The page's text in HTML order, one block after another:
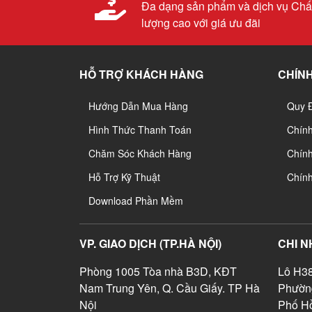
Đa dạng sản phẩm và dịch vụ
lượng cao với giá ưu đãi
HỖ TRỢ KHÁCH HÀNG
Hướng Dẫn Mua Hàng
Hình Thức Thanh Toán
Chăm Sóc Khách Hàng
Hỗ Trợ Kỹ Thuật
Download Phần Mềm
Quy
VP. GIAO DỊCH (TP.HÀ NỘI)
Phòng 1005 Tòa nhà B3D, KĐT
Nam Trung Yên, Q. Cầu Giấy. TP Hà
Nội
CHI
Lô
Phố